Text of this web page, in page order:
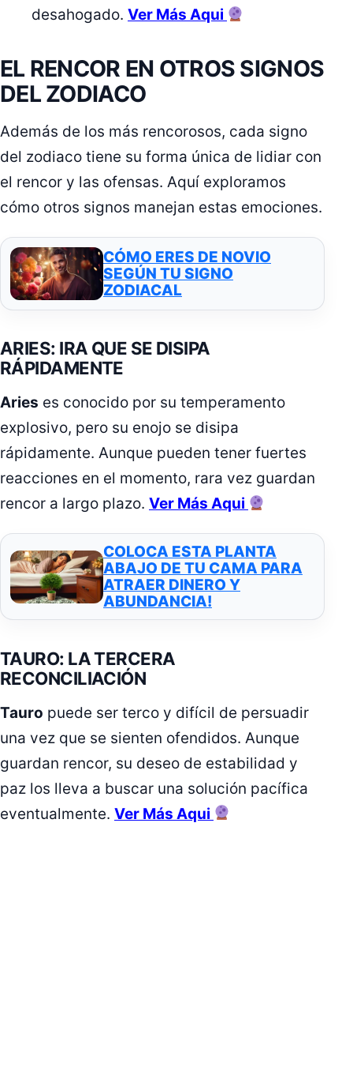
desahogado. Ver Más Aqui
EL RENCOR EN OTROS SIGNOS
DEL ZODIACO
Además de los más rencorosos, cada signo
del zodiaco tiene su forma única de lidiar con
el rencor y las ofensas. Aquí exploramos
cómo otros signos manejan estas emociones.
CÓMO ERES DE NOVIO
SEGÚN TU SIGNO
ZODIACAL
ARIES: IRA QUE SE DISIPA
RÁPIDAMENTE
Aries es conocido por su temperamento
explosivo, pero su enojo se disipa
rápidamente. Aunque pueden tener fuertes
reacciones en el momento, rara vez guardan
rencor a largo plazo. Ver Más Aqui
COLOCA ESTA PLANTA
ABAJO DE TU CAMA PARA
ATRAER DINERO Y
ABUNDANCIA!
TAURO: LA TERCERA
RECONCILIACIÓN
Tauro puede ser terco y difícil de persuadir
una vez que se sienten ofendidos. Aunque
guardan rencor, su deseo de estabilidad y
paz los lleva a buscar una solución pacífica
eventualmente. Ver Más Aqui